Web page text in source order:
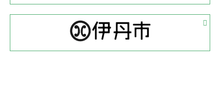
2022.05.05
体育協会長杯 バドミントン競技の部
2022.05.22